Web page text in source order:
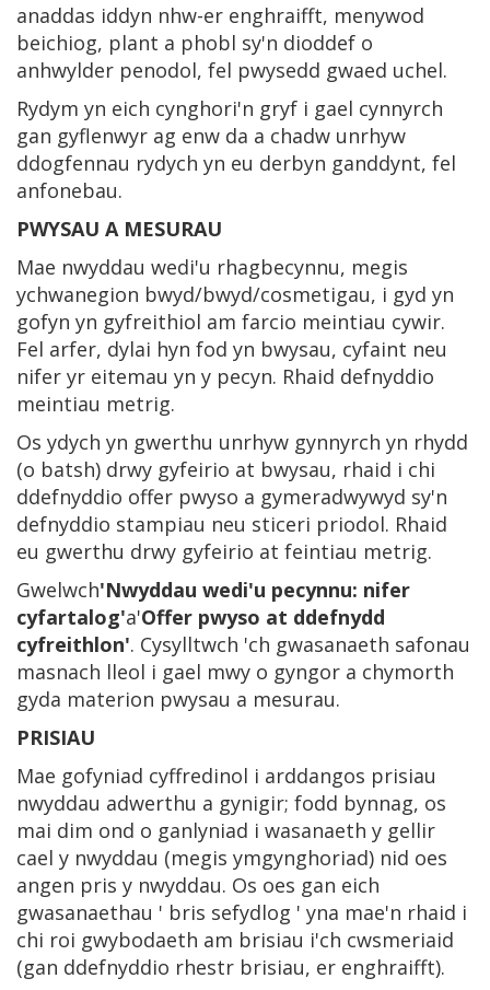
anaddas iddyn nhw-er enghraifft, menywod
beichiog, plant a phobl sy'n dioddef o
anhwylder penodol, fel pwysedd gwaed uchel.
Rydym yn eich cynghori'n gryf i gael cynnyrch
gan gyflenwyr ag enw da a chadw unrhyw
ddogfennau rydych yn eu derbyn ganddynt, fel
anfonebau.
PWYSAU A MESURAU
Mae nwyddau wedi'u rhagbecynnu, megis
ychwanegion bwyd/bwyd/cosmetigau, i gyd yn
gofyn yn gyfreithiol am farcio meintiau cywir.
Fel arfer, dylai hyn fod yn bwysau, cyfaint neu
nifer yr eitemau yn y pecyn. Rhaid defnyddio
meintiau metrig.
Os ydych yn gwerthu unrhyw gynnyrch yn rhydd
(o batsh) drwy gyfeirio at bwysau, rhaid i chi
ddefnyddio offer pwyso a gymeradwywyd sy'n
defnyddio stampiau neu sticeri priodol. Rhaid
eu gwerthu drwy gyfeirio at feintiau metrig.
Gwelwch'Nwyddau wedi'u pecynnu: nifer
cyfartalog'a'Offer pwyso at ddefnydd
cyfreithlon'. Cysylltwch 'ch gwasanaeth safonau
masnach lleol i gael mwy o gyngor a chymorth
gyda materion pwysau a mesurau.
PRISIAU
Mae gofyniad cyffredinol i arddangos prisiau
nwyddau adwerthu a gynigir; fodd bynnag, os
mai dim ond o ganlyniad i wasanaeth y gellir
cael y nwyddau (megis ymgynghoriad) nid oes
angen pris y nwyddau. Os oes gan eich
gwasanaethau ' bris sefydlog ' yna mae'n rhaid i
chi roi gwybodaeth am brisiau i'ch cwsmeriaid
(gan ddefnyddio rhestr brisiau, er enghraifft).